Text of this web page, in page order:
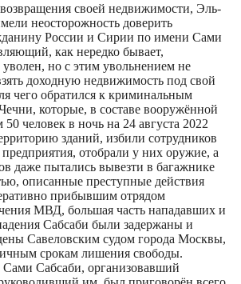
своей недвижимости, Эль-
неосторожность доверить
России и Сирии по имени Сами
как нередко бывает,
но с этим увольнением не
доходную недвижимость под свой
чего обратился к криминальным
которые, в составе вооружённой
человек в ночь на 24 августа 2022
зданий, избили сотрудников
отобрали у них оружие, а
даже пытались вывезти в багажнике
описанные преступные действия
прибывшим отрядом
МВД, большая часть нападавших и
Сабсаби были задержаны и
Савеловским судом города Москвы,
срокам лишения свободы.
Сабсаби, организовавший